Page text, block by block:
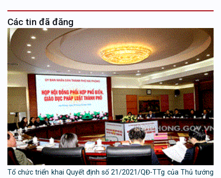
Các tin đã đăng
Tổ chức triển khai Quyết định số 21/2021/QĐ-TTg của Thủ tướng